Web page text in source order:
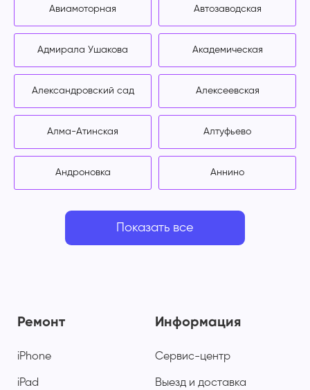
Авиамоторная Автозаводская
Адмирала Ушакова Академическая
Александровский сад Алексеевская
Алма-Атинская Алтуфьево
Андроновка Аннино
Показать все
Ремонт
iPhone
iPad
Информация
Сервис-центр
Выезд и доставка